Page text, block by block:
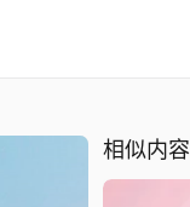
相似内容